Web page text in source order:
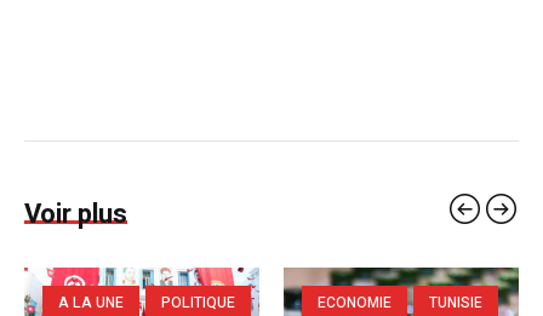
Voir plus
A LA UNE
POLITIQUE
ECONOMIE TUNISIE